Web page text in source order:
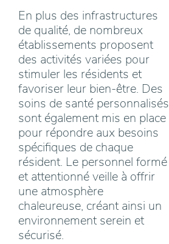
En plus des infrastructures
de qualité, de nombreux
établissements proposent
des activités variées pour
stimuler les résidents et
favoriser leur bien-être. Des
soins de santé personnalisés
sont également mis en place
pour répondre aux besoins
spécifiques de chaque
résident. Le personnel formé
et attentionné veille à offrir
une atmosphère
chaleureuse, créant ainsi un
environnement serein et
sécurisé.